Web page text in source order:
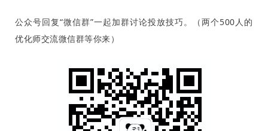
公众号回复“微信群”一起加群讨论投放技巧。（两个500人的
优化师交流微信群等你来）